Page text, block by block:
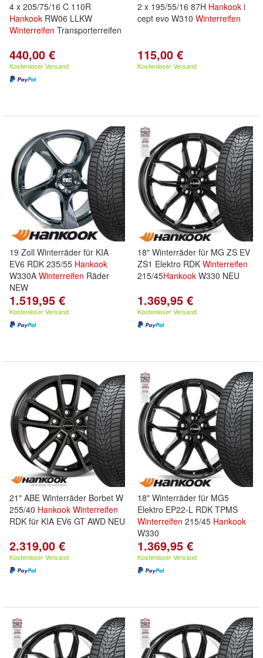
4 x 205/75/16 C 110R
Hankook RW06 LLKW
Winterreifen Transporterreifen
440,00 €
Kostenloser Versand
2 x 195/55/16 87H Hankook i
cept evo W310 Winterreifen
115,00 €
Kostenloser Versand
19 Zoll Winterräder für KIA
EV6 RDK 235/55 Hankook
W330A Winterreifen Räder
NEW
1.519,95 €
Kostenloser Versand
18" Winterräder für MG ZS EV
ZS1 Elektro RDK Winterreifen
215/45Hankook W330 NEU
1.369,95 €
Kostenloser Versand
21" ABE Winterräder Borbet W
255/40 Hankook Winterreifen
RDK für KIA EV6 GT AWD NEU
2.319,00 €
Kostenloser Versand
18" Winterräder für MG5
Elektro EP22-L RDK TPMS
Winterreifen 215/45 Hankook
W330
1.369,95 €
Kostenloser Versand